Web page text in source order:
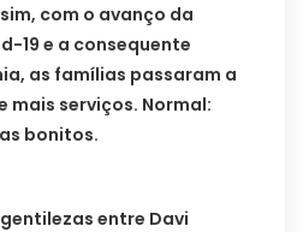
com o avanço da
19 e a consequente
as famílias passaram a
mais serviços. Normal:
bonitos.
entre Davi